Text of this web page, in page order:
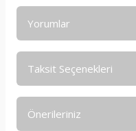
Yorumlar
Taksit Seçenekleri
Önerileriniz